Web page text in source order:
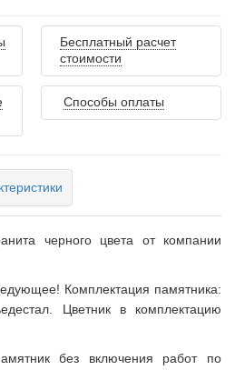
Бесплатный расчет
стоимости
Способы оплаты
черного цвета от компании
Комплектация памятника:
Цветник в комплектацию
без включения работ по